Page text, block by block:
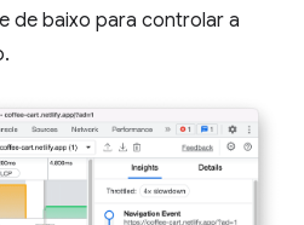
de baixo para controlar a